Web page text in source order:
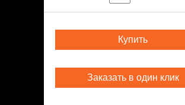
Купить
Заказать в один клик